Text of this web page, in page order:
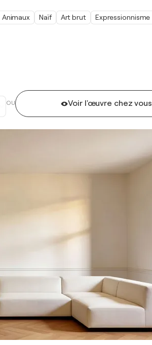
OU Voir l'œuvre chez vous
Animaux Naïf Art brut Expressionnisme